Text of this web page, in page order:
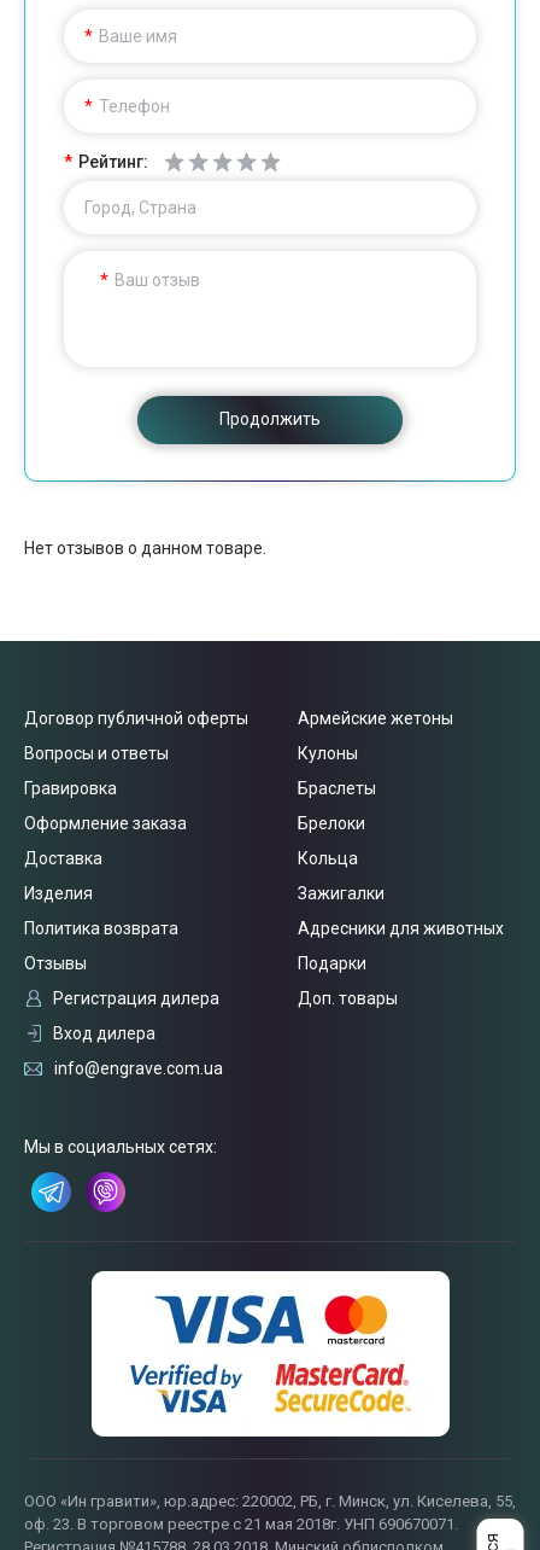
Ваше имя
Телефон
Рейтинг:
Город, Страна
Ваш отзыв
Продолжить
Нет отзывов о данном товаре.
Договор публичной оферты
Вопросы и ответы
Гравировка
Оформление заказа
Доставка
Изделия
Политика возврата
Отзывы
Регистрация дилера
Вход дилера
Армейские жетоны
Кулоны
Браслеты
Брелоки
Кольца
Зажигалки
Адресники для животных
Подарки
Доп. товары
info@engrave.com.ua
Мы в социальных сетях:
ООО «Ин гравити», юр.адрес: 220002, РБ, г. Минск, ул. Киселева, 55,
оф. 23. В торговом реестре с 21 мая 2018г. УНП 690670071.
Связаться